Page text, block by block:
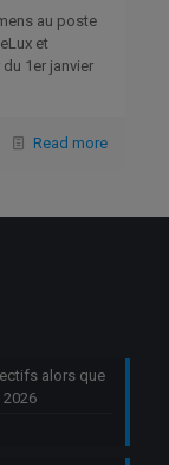
au poste
et
1er janvier
Read more
alors que
2026